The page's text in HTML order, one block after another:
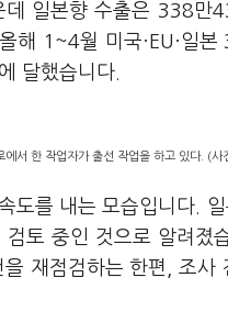
일본향 수출은 338만
해 1~4월 미국·EU·일
달했습니다.
에서 한 작업자가 출선 작업을 하고 있다. (사
도를 내는 모습입니다.
토 중인 것으로 알려졌
재점검하는 한편, 조